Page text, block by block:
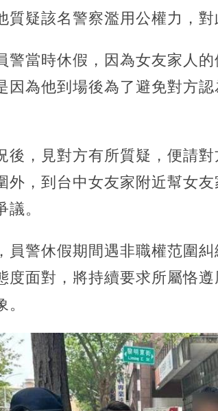
質疑該名警察濫用公權力，對
警當時休假，因為女友家人
因為他到場後為了避免對方
後，見對方有所質疑，便請
外，到台中女友家附近幫女
。
員警休假期間遇非職權范圍
度面對，將持續要求所屬恪